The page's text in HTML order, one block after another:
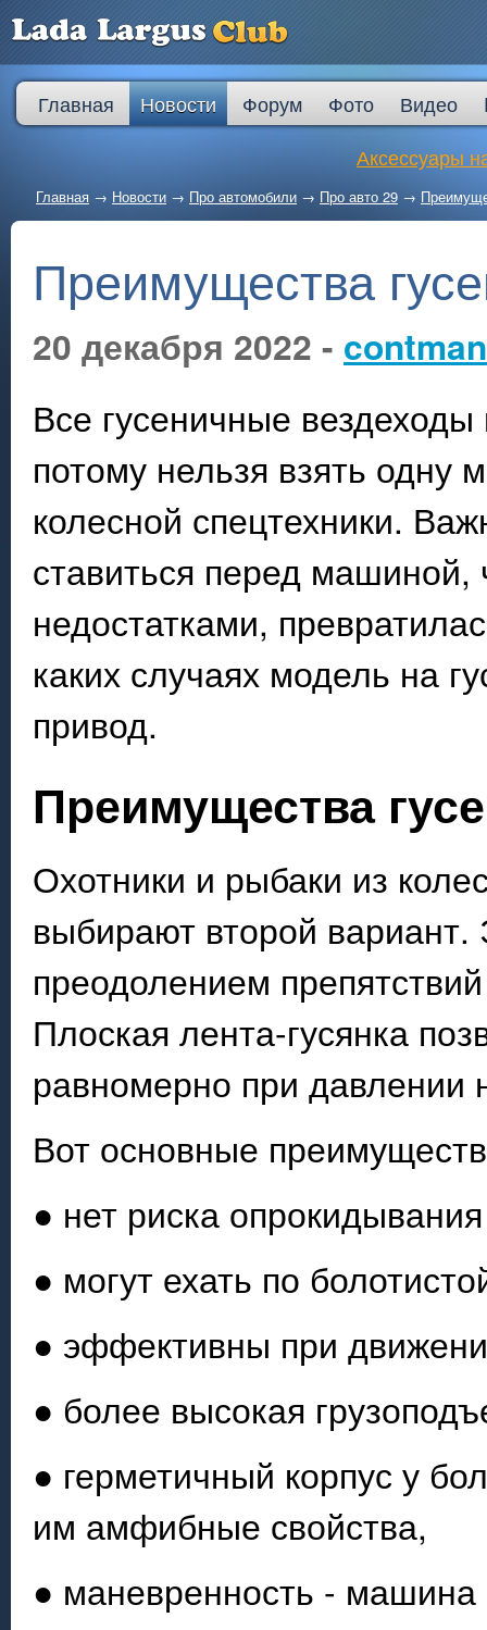
Главная Новости Форум Фото Видео
Аксессуары
Главная → Новости → Про автомобили → Про авто 29 →
Преимущества
20 декабря 2022 -
Все гусеничные
потому нельзя взять одну
колесной спецтехники.
ставиться перед машиной,
недостатками,
каких случаях модель на
привод.
Преимущества
Охотники и рыбаки из
выбирают второй
преодолением
Плоская лента-гусянка
равномерно при давлении
Вот основные
● нет риска
● могут ехать по
● эффективны при
● более высокая
● герметичный корпус у
им амфибные свойства,
● маневренность - машина